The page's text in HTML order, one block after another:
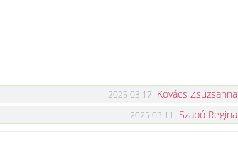
2025.03.17. Kovács Zsuzsanna
2025.03.11. Szabó Regina